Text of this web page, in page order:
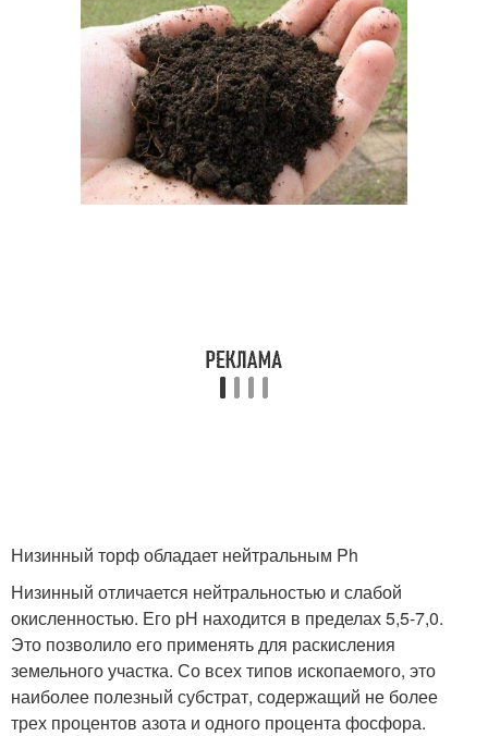
Низинный торф обладает нейтральным Ph
Низинный отличается нейтральностью и слабой
окисленностью. Его рН находится в пределах 5,5-7,0.
Это позволило его применять для раскисления
земельного участка. Со всех типов ископаемого, это
наиболее полезный субстрат, содержащий не более
трех процентов азота и одного процента фосфора.